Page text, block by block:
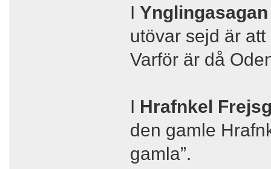
I Ynglingasagan
utövar sejd är
Varför är då
I Hrafnkel
den gamle
gamla”.